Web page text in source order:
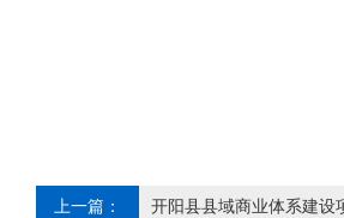
上一篇：
开阳县县域商业体系建设